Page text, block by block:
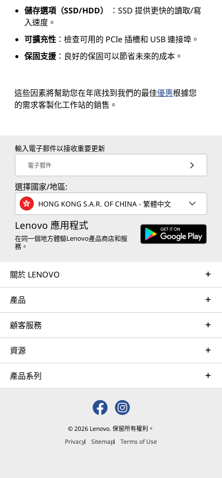
儲存選項（SSD/HDD）
：SSD 提供更快的讀取/寫
入速度。
可擴充性：檢查可用的 PCIe 插槽和 USB 連接埠。
保固支援：良好的保固可以節省未來的成本。
這些因素將幫助您在年底找到我們的最佳優惠根據您
的需求客製化工作站的銷售。
輸入電子郵件以接收重要更新
電子郵件
選擇國家/地區:
HONG KONG S.A.R. OF CHINA - 繁體中文
Lenovo 應用程式
在同一個地方體驗Lenovo產品商店和服
務。
關於 LENOVO
產品
顧客服務
資源
產品系列
© 2026 Lenovo. 保留所有權利。
Privacy
Sitemap Terms of Use